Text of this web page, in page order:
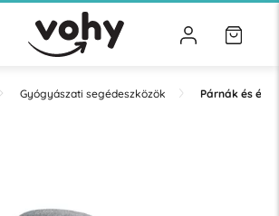
Gyógyászati segédeszközök Párnák és